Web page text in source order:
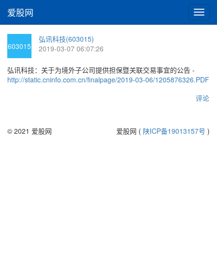
切
换
爱股网
603015
弘讯科技(603015)
2019-03-07 06:07:26
弘讯科技：关于为境外子公司提供担保暨关联交易事宜的公告 -
http://static.cninfo.com.cn/finalpage/2019-03-06/1205876326.PDF
评论
© 2021 爱股网 爱股网 ( 陕ICP备19013157号 )